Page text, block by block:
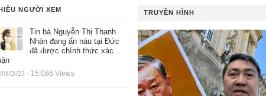
NGƯỜI XEM
Tin bà Nguyễn Thị Thanh
Nhàn đang ẩn náu tại Đức
đã được chính thức xác
08/2023 - 15.086 Views
TRUYỀN HÌNH